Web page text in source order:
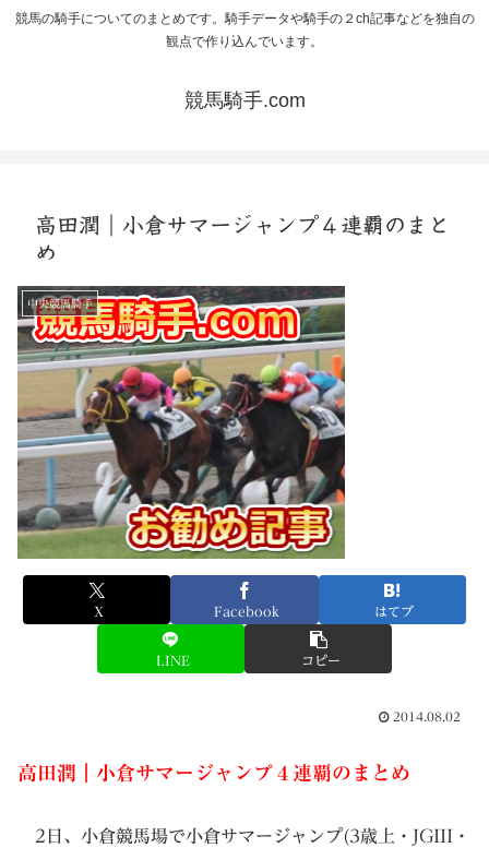
競馬の騎手についてのまとめです。騎手データや騎手の２ch記事などを独自の
観点で作り込んでいます。
競馬騎手.com
高田潤｜小倉サマージャンプ４連覇のまと
め
中央競馬騎手
X Facebook はてブ
LINE コピー
2014.08.02
高田潤｜小倉サマージャンプ４連覇のまとめ
2日、小倉競馬場で小倉サマージャンプ(3歳上・JGIII・